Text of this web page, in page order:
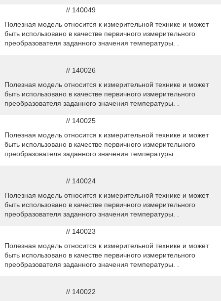
// 140049
Полезная модель относится к измерительной технике и может
быть использовано в качестве первичного измерительного
преобразователя заданного значения температуры. .
// 140026
Полезная модель относится к измерительной технике и может
быть использовано в качестве первичного измерительного
преобразователя заданного значения температуры. .
// 140025
Полезная модель относится к измерительной технике и может
быть использовано в качестве первичного измерительного
преобразователя заданного значения температуры. .
// 140024
Полезная модель относится к измерительной технике и может
быть использовано в качестве первичного измерительного
преобразователя заданного значения температуры. .
// 140023
Полезная модель относится к измерительной технике и может
быть использовано в качестве первичного измерительного
преобразователя заданного значения температуры. .
// 140022